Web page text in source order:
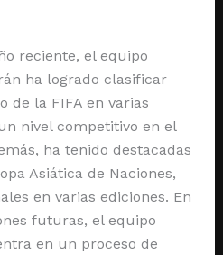
reciente, el equipo
ha logrado clasificar
de la FIFA en varias
nivel competitivo en el
ha tenido destacadas
Asiática de Naciones,
en varias ediciones. En
futuras, el equipo
en un proceso de